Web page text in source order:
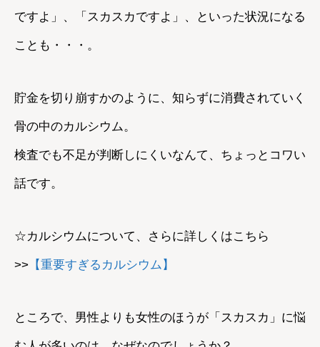
ですよ」、「スカスカですよ」、といった状況になる
ことも・・・。
貯金を切り崩すかのように、知らずに消費されていく
骨の中のカルシウム。
検査でも不足が判断しにくいなんて、ちょっとコワい
話です。
☆カルシウムについて、さらに詳しくはこちら
>> 【重要すぎるカルシウム】
ところで、男性よりも女性のほうが「スカスカ」に悩